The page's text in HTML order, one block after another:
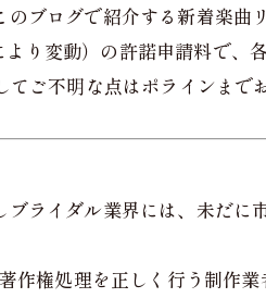
ブログで紹介する新着楽曲
り変動）の許諾申請料で、
ご不明な点はポラインまで
ライダル業界には、未だに
作権処理を正しく行う制作